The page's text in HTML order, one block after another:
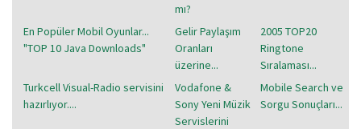
mı?
En Popüler Mobil Oyunlar...
"TOP 10 Java Downloads"
Gelir Paylaşım
Oranları
üzerine...
2005 TOP20
Ringtone
Sıralaması...
Turkcell Visual-Radio servisini
hazırlıyor....
Vodafone &
Sony Yeni Müzik
Servislerini
Mobile Search ve
Sorgu Sonuçları...